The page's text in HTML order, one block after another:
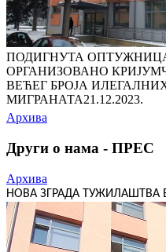
ПОДИГНУТА
ОРГАНИЗОВАНО
ВЕЋЕГ БРОЈА
МИГРАНАТА21.12.2023.
Архива
Други о нама - ПРЕС
Архива
НОВА ЗГРАДА ТУЖИЛАШТВА